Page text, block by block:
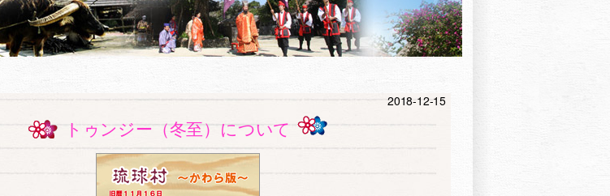
2018-12-15
トゥンジー（冬至）について